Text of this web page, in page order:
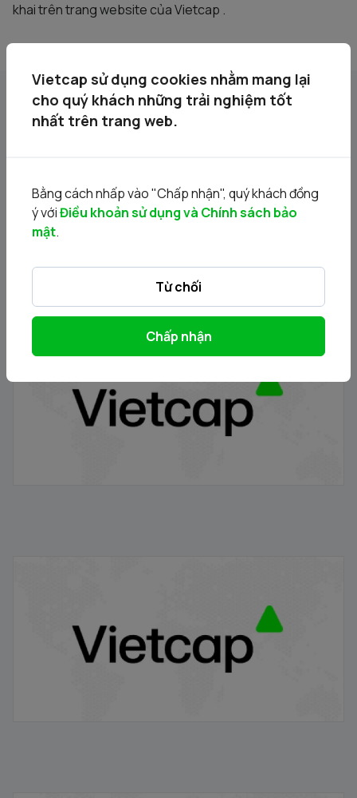
khai trên trang website của Vietcap .
Tin liên quan
Thông báo phát hành chứng quyền có bảo đảm - Đợt
Vietcap sử dụng cookies nhằm mang lại
cho quý khách những trải nghiệm tốt
nhất trên trang web.
Bằng cách nhấp vào "Chấp nhận", quý khách đồng
ý vớiĐiều khoản sử dụng và Chính sách bảo
mật.
Từ chối
Chấp nhận